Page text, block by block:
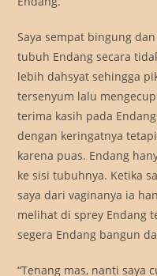
Saya sempat bingung
tubuh Endang secara
lebih dahsyat sehingga
tersenyum lalu
terima kasih pada
dengan keringatnya
karena puas. Endang
ke sisi tubuhnya. Ketika
saya dari vaginanya ia
melihat di sprey Endang
segera Endang bangun
“Tenang mas, nanti saya